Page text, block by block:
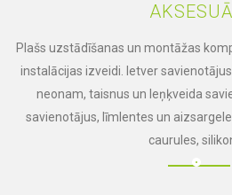
Plašs uzstādīšanas un montāžas
instalācijas izveidi. Ietver
neonam, taisnus un leņķveida
savienotājus, līmlentes un
caurules,